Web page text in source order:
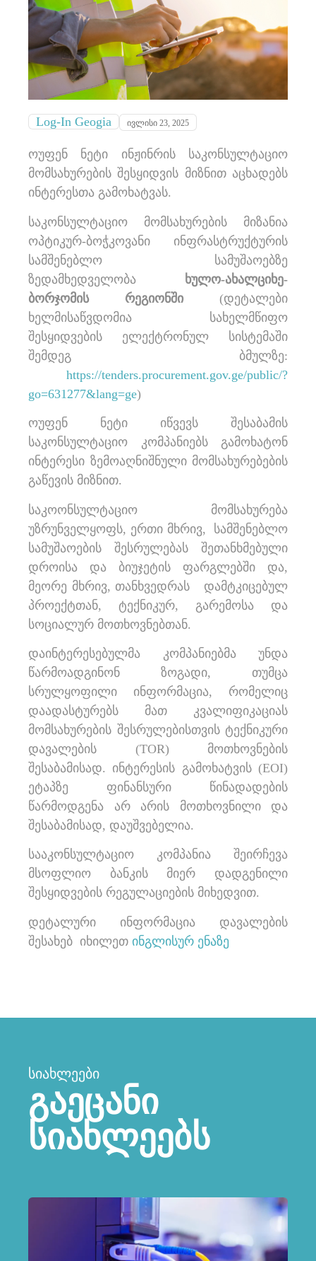
Log-In Geogia ივლისი 23, 2025
ოუფენ ნეტი ინჟინრის საკონსულტაციო
მომსახურების შესყიდვის მიზნით აცხადებს
ინტერესთა გამოხატვას.
საკონსულტაციო მომსახურების მიზანია
ოპტიკურ-ბოჭკოვანი ინფრასტრუქტურის
სამშენებლო სამუშაოებზე
ზედამხედველობა ხულო-ახალციხე-
ბორჯომის
რეგიონში (დეტალები
ხელმისაწვდომია სახელმწიფო
შესყიდვების ელექტრონულ სისტემაში
შემდეგ ბმულზე:
https://tenders.procurement.gov.ge/public/?
go=631277&lang=ge)
ოუფენ ნეტი იწვევს შესაბამის
საკონსულტაციო კომპანიებს გამოხატონ
ინტერესი ზემოაღნიშნული მომსახურებების
გაწევის მიზნით.
საკოონსულტაციო მომსახურება
უზრუნველყოფს, ერთი მხრივ, სამშენებლო
სამუშაოების შესრულებას შეთანხმებული
დროისა და ბიუჯეტის ფარგლებში და,
მეორე მხრივ, თანხვედრას დამტკიცებულ
პროექტთან, ტექნიკურ, გარემოსა და
სოციალურ მოთხოვნებთან.
დაინტერესებულმა კომპანიებმა უნდა
წარმოადგინონ ზოგადი, თუმცა
სრულყოფილი ინფორმაცია, რომელიც
დაადასტურებს მათ კვალიფიკაციას
მომსახურების შესრულებისთვის ტექნიკური
დავალების (TOR) მოთხოვნების
შესაბამისად. ინტერესის გამოხატვის (EOI)
ეტაპზე ფინანსური წინადადების
წარმოდგენა არ არის მოთხოვნილი და
შესაბამისად, დაუშვებელია.
სააკონსულტაციო კომპანია შეირჩევა
მსოფლიო ბანკის მიერ დადგენილი
შესყიდვების რეგულაციების მიხედვით.
დეტალური ინფორმაცია დავალების
შესახებ იხილეთ ინგლისურ ენაზე
ᲡᲘᲐᲮᲚᲔᲔᲑᲘ
გაეცანი
სიახლეებს